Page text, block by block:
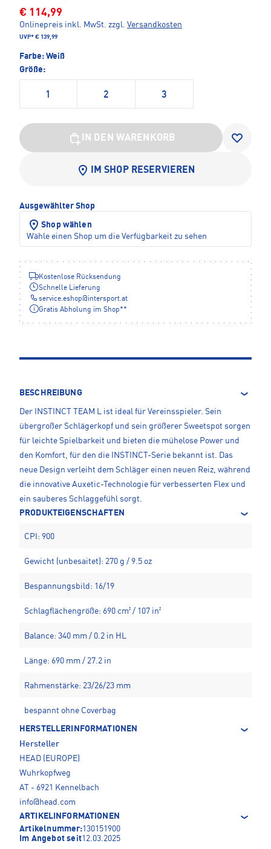
€ 114,99
Onlinepreis inkl. MwSt. zzgl. Versandkosten
UVP* € 139,99
Farbe: Weiß
Größe:
1 2 3
IN DEN WARENKORB
IM SHOP RESERVIEREN
Ausgewählter Shop
Shop wählen
Wähle einen Shop um die Verfügbarkeit zu sehen
Kostenlose Rücksendung
Schnelle Lieferung
service.eshop@ intersport.at
Gratis Abholung im Shop**
BESCHREIBUNG
Der INSTINCT TEAM L ist ideal für Vereinsspieler. Sein
übergroßer Schlägerkopf und sein größerer Sweetspot sorgen
für leichte Spielbarkeit und bieten die mühelose Power und
den Komfort, für den die INSTINCT-Serie bekannt ist. Das
neue Design verleiht dem Schläger einen neuen Reiz, während
die innovative Auxetic-Technologie für verbesserten Flex und
ein sauberes Schlaggefühl sorgt.
PRODUKTEIGENSCHAFTEN
CPI: 900
Gewicht (unbesaitet): 270 g / 9.5 oz
Bespannungsbild: 16/19
Schlagflächengröße: 690 cm² / 107 in²
Balance: 340 mm / 0.2 in HL
Länge: 690 mm / 27.2 in
Rahmenstärke: 23/26/23 mm
bespannt ohne Coverbag
HERSTELLERINFORMATIONEN
Hersteller
HEAD (EUROPE)
Wuhrkopfweg
AT - 6921 Kennelbach
info@head.com
ARTIKELINFORMATIONEN
Artikelnummer:130151900
Im Angebot seit12.03.2025